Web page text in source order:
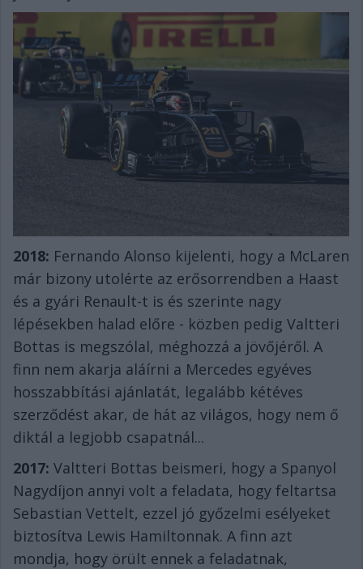
2018: Fernando Alonso kijelenti, hogy a McLaren
már bizony utolérte az erősorrendben a Haast
és a gyári Renault-t is és szerinte nagy
lépésekben halad előre - közben pedig Valtteri
Bottas is megszólal, méghozzá a jövőjéről. A
finn nem akarja aláírni a Mercedes egyéves
hosszabbítási ajánlatát, legalább kétéves
szerződést akar, de hát az világos, hogy nem ő
diktál a legjobb csapatnál...
2017: Valtteri Bottas beismeri, hogy a Spanyol
Nagydíjon annyi volt a feladata, hogy feltartsa
Sebastian Vettelt, ezzel jó győzelmi esélyeket
biztosítva Lewis Hamiltonnak. A finn azt
mondja, hogy örült ennek a feladatnak,